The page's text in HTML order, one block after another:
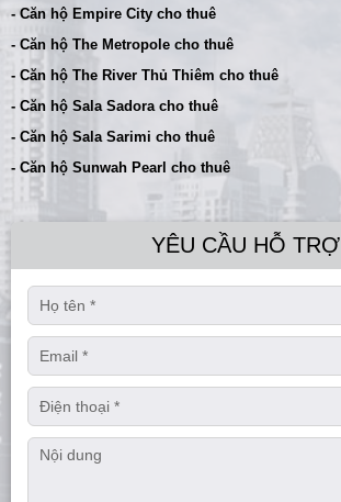
- Căn hộ Empire City cho thuê
- Căn hộ The Metropole cho thuê
- Căn hộ The River Thủ Thiêm cho thuê
- Căn hộ Sala Sadora cho thuê
- Căn hộ Sala Sarimi cho thuê
- Căn hộ Sunwah Pearl cho thuê
YÊU CẦU HỖ TRỢ